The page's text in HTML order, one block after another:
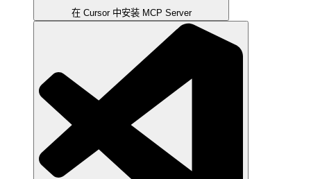
在 Cursor 中安装 MCP Server